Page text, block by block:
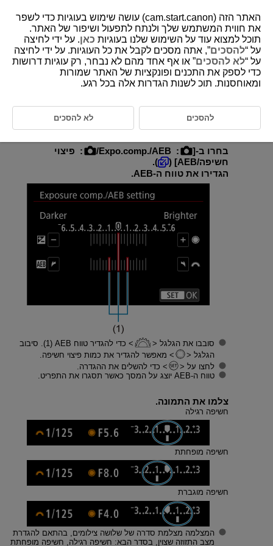
D305-044
סוגר חשיפה אוטומטי (AEB)
במצב "סוגר חשיפה", המצלמה מצלמת שלוש תמונות רצופות בחשיפות שונות
על ידי התאמה אוטומטית של מהירות התריס, ערך הצמצם או מהירות ה-ISO.
בחרו ב-[ :
Expo.comp./AEB
/
: פיצוי
חשיפה/AEB
] (
).
הגדירו את טווח ה-AEB.
סובבו את הגלגל
כדי להגדיר טווח AEB ‏(1). סיבוב
הגלגל
מאפשר להגדיר את כמות פיצוי חשיפה.
לחצו על
כדי להשלים את ההגדרה.
טווח ה-AEB יוצג על המסך כאשר תסגרו את התפריט.
צלמו את התמונה.
חשיפה רגילה
חשיפה מופחתת
חשיפה מוגברת
המצלמה מצלמת סדרה של שלושה צילומים, בהתאם להגדרת
מצב התזוזה שצוין, בסדר הבא: חשיפה רגילה, חשיפה מופחתת
האתר הזה (cam.start.canon) עושה שימוש בעוגיות כדי לשפר
את חווית המשתמש שלך ולנתח לתפעול ושיפור של האתר.
תוכל למצוא עוד על השימוש שלנו בעוגיות כאן. על ידי לחיצה
על “להסכים”, אתה מסכים לקבל את כל העוגיות. על ידי לחיצה
על “לא להסכים” או אף אחד מהם לא נבחר, רק עוגיות דרושות
כדי לספק את התכנים ופונקציות של האתר שמורות
ומאוחסנות. תוכ לשנות הגדרות אלה בכל רגע.
להסכים לא להסכים